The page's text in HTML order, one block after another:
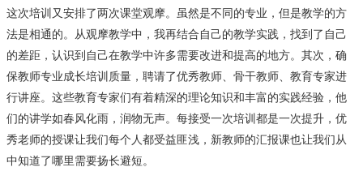
这次培训又安排了两次课堂观摩。虽然是不同的专业，但是教学的方
法是相通的。从观摩教学中，我再结合自己的教学实践，找到了自己
的差距，认识到自己在教学中许多需要改进和提高的地方。其次，确
保教师专业成长培训质量，聘请了优秀教师、骨干教师、教育专家进
行讲座。这些教育专家们有着精深的理论知识和丰富的实践经验，他
们的讲学如春风化雨，润物无声。每接受一次培训都是一次提升，优
秀老师的授课让我们每个人都受益匪浅，新教师的汇报课也让我们从
中知道了哪里需要扬长避短。